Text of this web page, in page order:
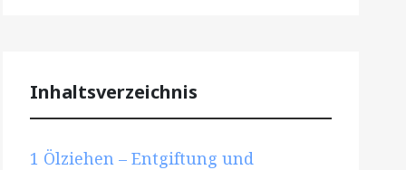
Inhaltsverzeichnis
1 Ölziehen – Entgiftung und